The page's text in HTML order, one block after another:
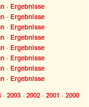
· Ergebnisse
· Ergebnisse
· Ergebnisse
· Ergebnisse
· Ergebnisse
· Ergebnisse
· Ergebnisse
· Ergebnisse
· 2003 · 2002 · 2001 · 2000